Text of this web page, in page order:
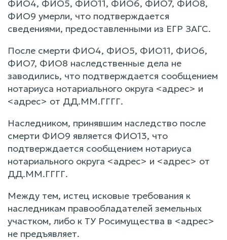
ФИО4, ФИО5, ФИО11, ФИО6, ФИО7, ФИО8,
ФИО9 умерли, что подтверждается
сведениями, предоставленными из ЕГР ЗАГС.
После смерти ФИО4, ФИО5, ФИО11, ФИО6,
ФИО7, ФИО8 наследственные дела не
заводились, что подтверждается сообщением
нотариуса нотариального округа <адрес> и
<адрес> от ДД.ММ.ГГГГ.
Наследником, принявшим наследство после
смерти ФИО9 является ФИО13, что
подтверждается сообщением нотариуса
нотариального округа <адрес> и <адрес> от
ДД.ММ.ГГГГ.
Между тем, истец исковые требования к
наследникам правообладателей земельных
участком, либо к ТУ Росимущества в <адрес>
не предъявляет.